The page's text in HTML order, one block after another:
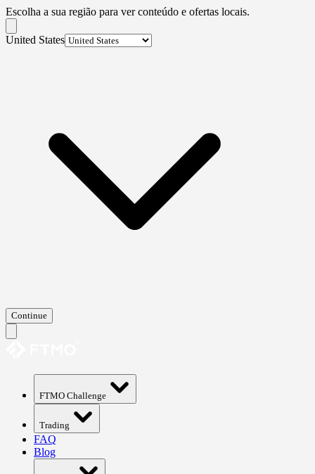
Escolha a sua região para ver conteúdo e ofertas locais.
United States
Continue
FTMO Challenge
Trading
FAQ
Blog